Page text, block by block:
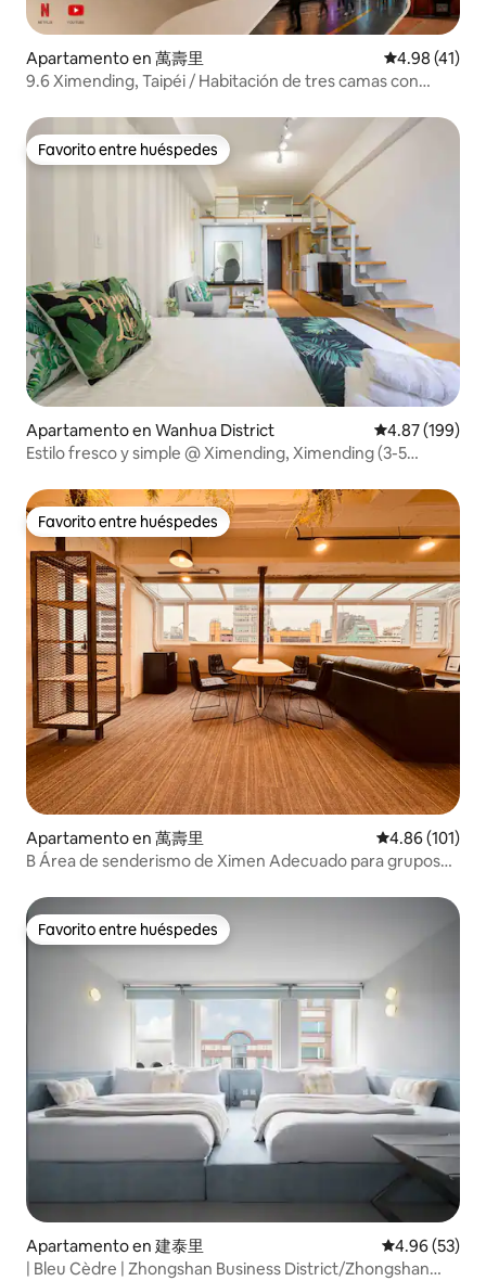
Apartamento en 萬壽里 Calificación
4.98 (41)
9.6 Ximending, Taipéi / Habitación de tres camas con
Favorito entre huéspedes
Favorito entre huéspedes
Apartamento en Wanhua District Calificación
4.87 (199)
Estilo fresco y simple @ Ximending, Ximending (3-5
Favorito entre huéspedes
Favorito entre huéspedes
Apartamento en 萬壽里 Calificación
4.86 (101)
B Área de senderismo de Ximen Adecuado para grupos
Favorito entre huéspedes
Favorito entre huéspedes
Apartamento en 建泰里 Calificación
4.96 (53)
| Bleu Cèdre | Zhongshan Business District/Zhongshan